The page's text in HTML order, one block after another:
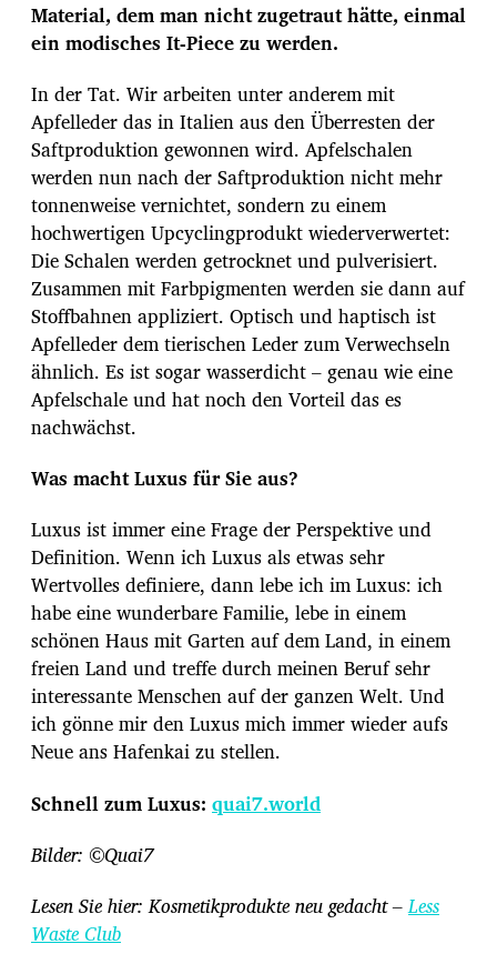
Material, dem man nicht zugetraut hätte, einmal
ein modisches It-Piece zu werden.
In der Tat. Wir arbeiten unter anderem mit
Apfelleder das in Italien aus den Überresten der
Saftproduktion gewonnen wird. Apfelschalen
werden nun nach der Saftproduktion nicht mehr
tonnenweise vernichtet, sondern zu einem
hochwertigen Upcyclingprodukt wiederverwertet:
Die Schalen werden getrocknet und pulverisiert.
Zusammen mit Farbpigmenten werden sie dann auf
Stoffbahnen appliziert. Optisch und haptisch ist
Apfelleder dem tierischen Leder zum Verwechseln
ähnlich. Es ist sogar wasserdicht – genau wie eine
Apfelschale und hat noch den Vorteil das es
nachwächst.
Was macht Luxus für Sie aus?
Luxus ist immer eine Frage der Perspektive und
Definition. Wenn ich Luxus als etwas sehr
Wertvolles definiere, dann lebe ich im Luxus: ich
habe eine wunderbare Familie, lebe in einem
schönen Haus mit Garten auf dem Land, in einem
freien Land und treffe durch meinen Beruf sehr
interessante Menschen auf der ganzen Welt. Und
ich gönne mir den Luxus mich immer wieder aufs
Neue ans Hafenkai zu stellen.
Schnell zum Luxus: quai7.world
Bilder: ©Quai7
Lesen Sie hier: Kosmetikprodukte neu gedacht –Less
Waste Club